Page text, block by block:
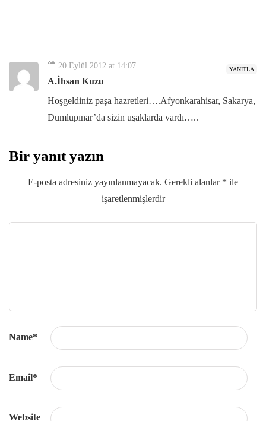
YANITLA
20 Eylül 2012 at 14:07
A.İhsan Kuzu
Hoşgeldiniz paşa hazretleri….Afyonkarahisar, Sakarya,
Dumlupınar’da sizin uşaklarda vardı…..
Bir yanıt yazın
E-posta adresiniz yayınlanmayacak. Gerekli alanlar * ile
işaretlenmişlerdir
Name*
Email*
Website